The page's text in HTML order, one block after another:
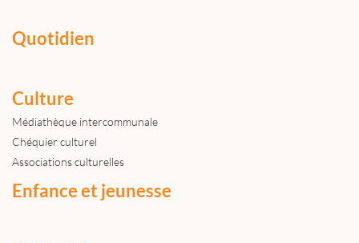
Quotidien
Culture
Médiathèque intercommunale
Chéquier culturel
Associations culturelles
Enfance et jeunesse